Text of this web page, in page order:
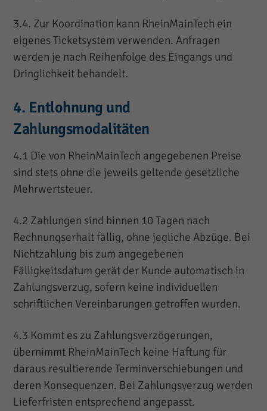
3.4. Zur Koordination kann RheinMainTech ein
eigenes Ticketsystem verwenden. Anfragen
werden je nach Reihenfolge des Eingangs und
Dringlichkeit behandelt.
4. Entlohnung und
Zahlungsmodalitäten
4.1 Die von RheinMainTech angegebenen Preise
sind stets ohne die jeweils geltende gesetzliche
Mehrwertsteuer.
4.2 Zahlungen sind binnen 10 Tagen nach
Rechnungserhalt fällig, ohne jegliche Abzüge. Bei
Nichtzahlung bis zum angegebenen
Fälligkeitsdatum gerät der Kunde automatisch in
Zahlungsverzug, sofern keine individuellen
schriftlichen Vereinbarungen getroffen wurden.
4.3 Kommt es zu Zahlungsverzögerungen,
übernimmt RheinMainTech keine Haftung für
daraus resultierende Terminverschiebungen und
deren Konsequenzen. Bei Zahlungsverzug werden
Lieferfristen entsprechend angepasst.